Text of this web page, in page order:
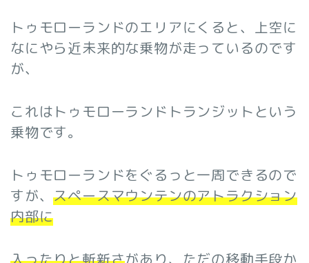
トゥモローランドのエリアにくると、上空に
なにやら近未来的な乗物が走っているのです
が、
これはトゥモローランドトランジットという
乗物です。
トゥモローランドをぐるっと一周できるので
すが、スペースマウンテンのアトラクション
内部に
入ったりと斬新さがあり、ただの移動手段か